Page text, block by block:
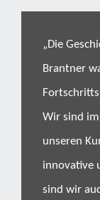
„Die
Brantner
Wir sind
unseren
innovative
sind wir